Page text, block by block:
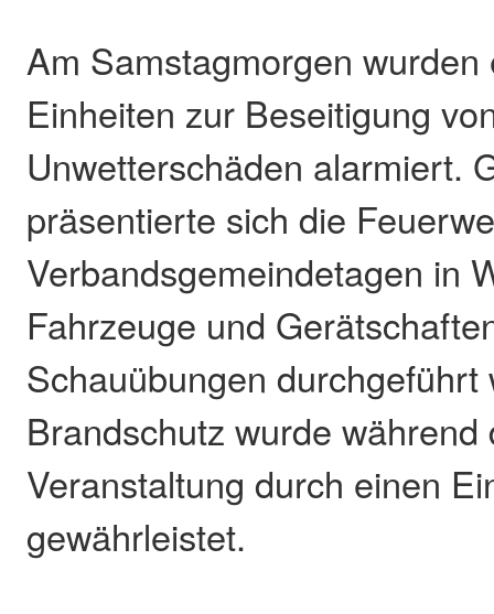
Am Samstagmorgen
Einheiten zur Beseitigung
Unwetterschäden alarmiert.
präsentierte sich die
Verbandsgemeindetagen in
Fahrzeuge und
Schauübungen durchgeführt
Brandschutz wurde
Veranstaltung durch einen
gewährleistet.